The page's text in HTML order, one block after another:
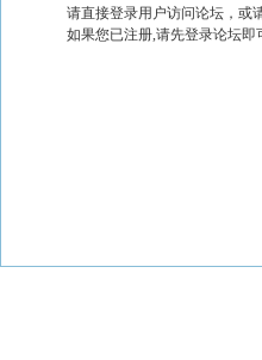
请直接登录用户访问论坛，或
如果您已注册,请先登录论坛即